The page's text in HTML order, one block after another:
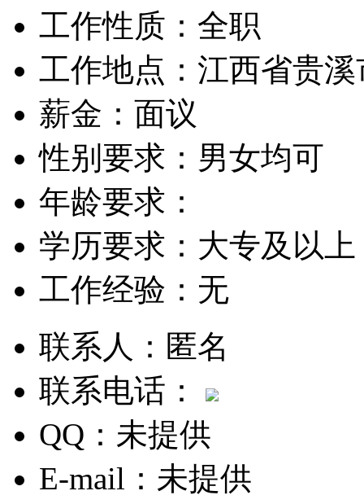
工作性质： 全职
工作地点： 江西省贵
薪金： 面议
性别要求： 男女均可
年龄要求：
学历要求： 大专及以上
工作经验： 无
联系人： 匿名
联系电话：
QQ： 未提供
E-mail： 未提供